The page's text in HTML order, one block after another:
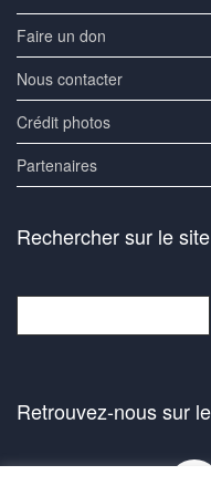
Faire un don
Nous contacter
Crédit photos
Partenaires
Rechercher sur le site
Retrouvez-nous sur